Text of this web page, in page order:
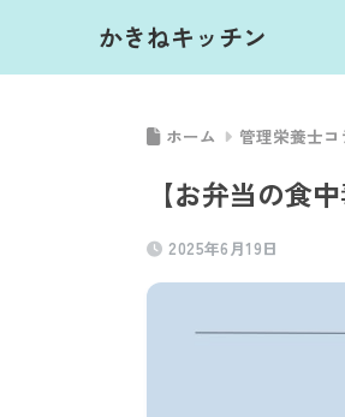
かきねキッチン
ホーム 管理栄養士コ
【お弁当の食
2025年6月19日